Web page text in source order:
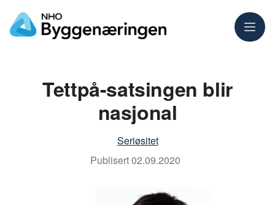
Meny
Tettpå-satsingen blir
nasjonal
Seriøsitet
Publisert02.09.2020